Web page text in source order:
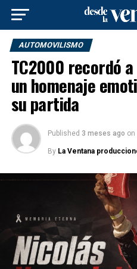
AUTOMOVILISMO
TC2000 recordó
un homenaje
su partida
Published 3 meses ago on
By La Ventana